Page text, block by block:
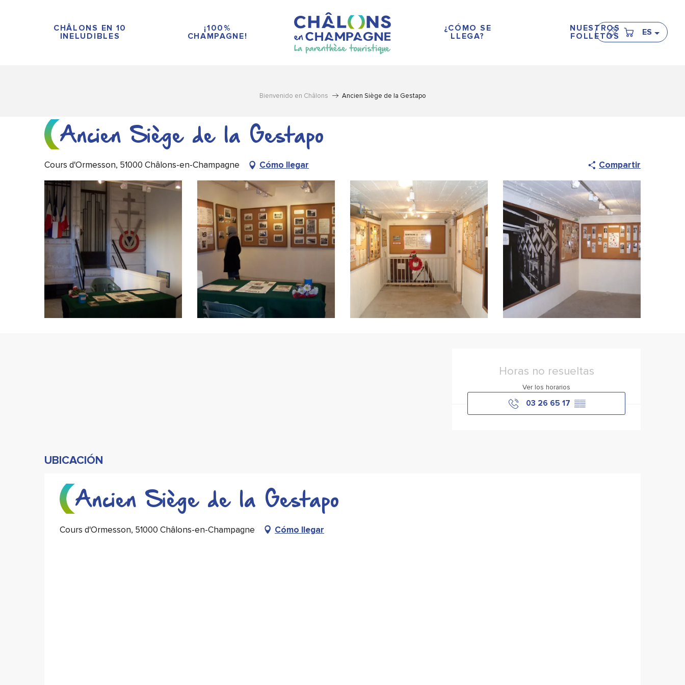
CHÂLONS EN 10
INELUDIBLES
¡100%
CHAMPAGNE!
¿CÓMO SE
LLEGA?
NUESTROS
FOLLETOS
ES
Bienvenido en Châlons Ancien Siège de la Gestapo
Ancien Siège de la Gestapo
Cours d'Ormesson, 51000 Châlons-en-Champagne Cómo llegar Compartir
Horas no resueltas
Ver los horarios
03 26 65 17 ▒▒
UBICACIÓN
Ancien Siège de la Gestapo
Cours d'Ormesson, 51000 Châlons-en-Champagne Cómo llegar